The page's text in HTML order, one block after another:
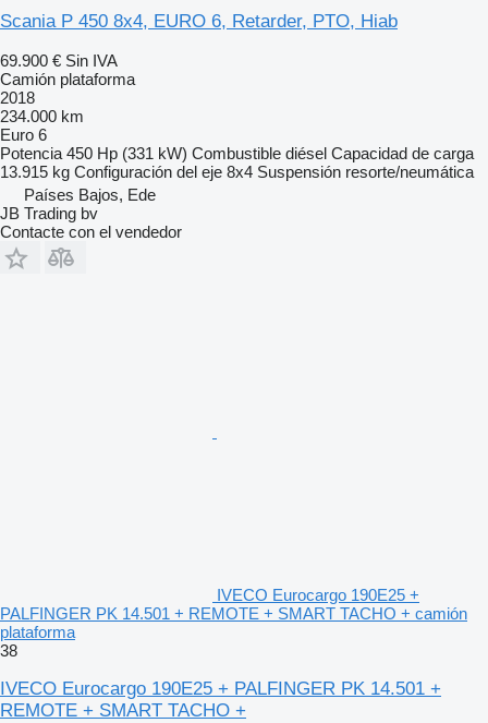
Scania P 450 8x4, EURO 6, Retarder, PTO, Hiab
69.900 € Sin IVA
Camión plataforma
2018
234.000 km
Euro 6
Potencia 450 Hp (331 kW) Combustible diésel Capacidad de carga
13.915 kg Configuración del eje 8x4 Suspensión resorte/neumática
Países Bajos, Ede
JB Trading bv
Contacte con el vendedor
IVECO Eurocargo 190E25 +
PALFINGER PK 14.501 + REMOTE + SMART TACHO + camión
plataforma
38
IVECO Eurocargo 190E25 + PALFINGER PK 14.501 +
REMOTE + SMART TACHO +